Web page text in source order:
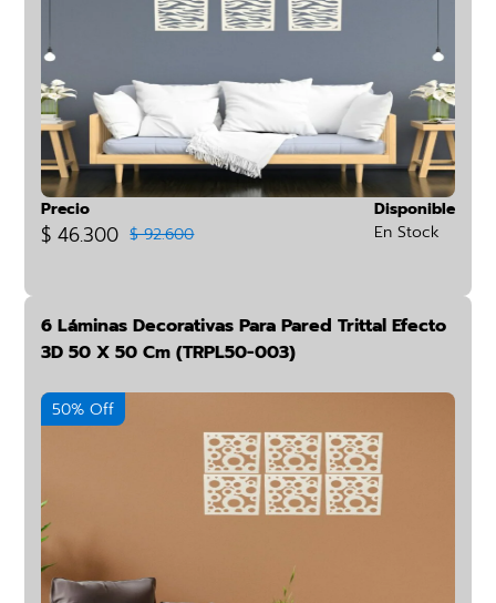
Precio
$ 46.300 $ 92.600
Disponible
En Stock
6 Láminas Decorativas Para Pared Trittal Efecto
3D 50 X 50 Cm (TRPL50-003)
50% Off